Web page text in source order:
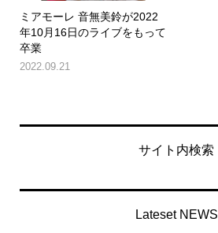
ミアモーレ 音無美鈴が2022
年10月16日のライブをもって
卒業
2022.09.21
サイト内検索
Lateset NEWS